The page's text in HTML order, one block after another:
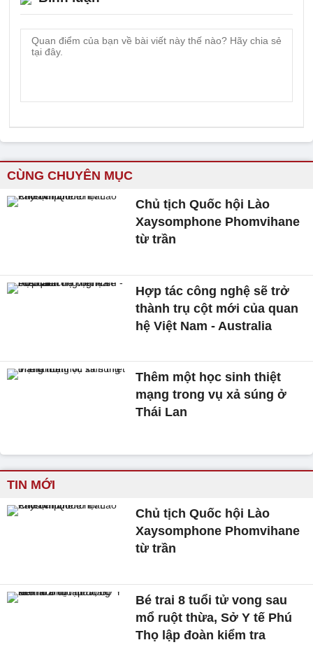
CÙNG CHUYÊN MỤC
Chủ tịch Quốc hội Lào
Xaysomphone Phomvihane
từ trần
Hợp tác công nghệ sẽ trở
thành trụ cột mới của quan
hệ Việt Nam - Australia
Thêm một học sinh thiệt
mạng trong vụ xả súng ở
Thái Lan
TIN MỚI
Chủ tịch Quốc hội Lào
Xaysomphone Phomvihane
từ trần
Bé trai 8 tuổi tử vong sau
mổ ruột thừa, Sở Y tế Phú
Thọ lập đoàn kiểm tra